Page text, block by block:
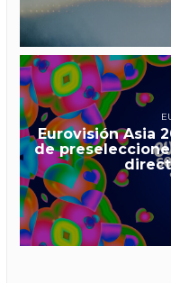
Eurovisión Asia
de